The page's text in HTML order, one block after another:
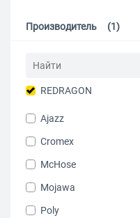
Производитель (1)
REDRAGON
Ajazz
Cromex
McHose
Mojawa
Poly